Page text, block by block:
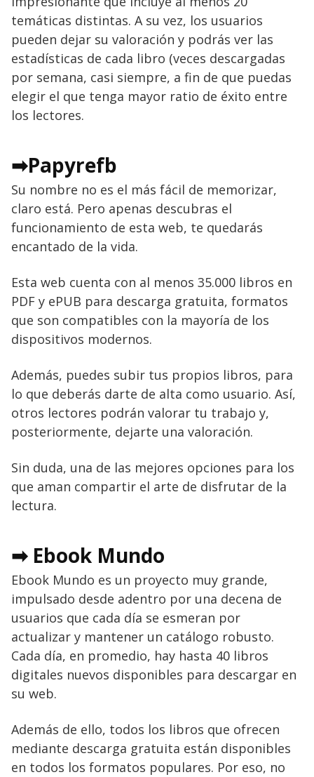
temáticas distintas. A su vez, los usuarios
pueden dejar su valoración y podrás ver las
estadísticas de cada libro (veces descargadas
por semana, casi siempre, a fin de que puedas
elegir el que tenga mayor ratio de éxito entre
los lectores.
➡Papyrefb
Su nombre no es el más fácil de memorizar,
claro está. Pero apenas descubras el
funcionamiento de esta web, te quedarás
encantado de la vida.
Esta web cuenta con al menos 35.000 libros en
PDF y ePUB para descarga gratuita, formatos
que son compatibles con la mayoría de los
dispositivos modernos.
Además, puedes subir tus propios libros, para
lo que deberás darte de alta como usuario. Así,
otros lectores podrán valorar tu trabajo y,
posteriormente, dejarte una valoración.
Sin duda, una de las mejores opciones para los
que aman compartir el arte de disfrutar de la
lectura.
➡ Ebook Mundo
Ebook Mundo es un proyecto muy grande,
impulsado desde adentro por una decena de
usuarios que cada día se esmeran por
actualizar y mantener un catálogo robusto.
Cada día, en promedio, hay hasta 40 libros
digitales nuevos disponibles para descargar en
su web.
Además de ello, todos los libros que ofrecen
mediante descarga gratuita están disponibles
en todos los formatos populares. Por eso, no